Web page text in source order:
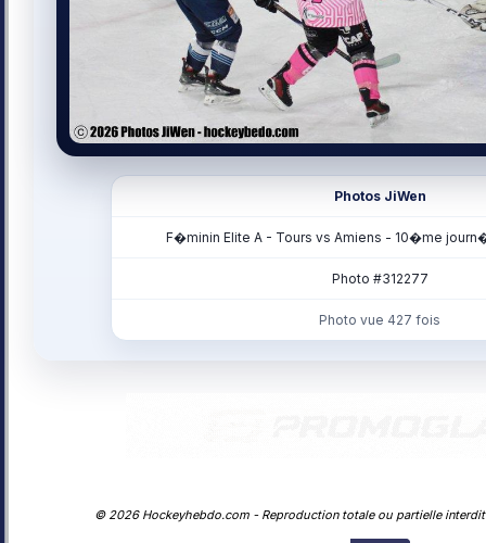
Photos JiWen
F�minin Elite A - Tours vs Amiens - 10�me
Photo #312277
Photo vue 427 fois
© 2026 Hockeyhebdo.com - Reproduction totale ou partielle